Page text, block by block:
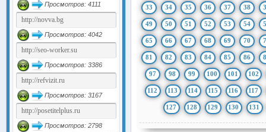
Просмотров: 4111
Просмотров: 4042
Просмотров: 3386
Просмотров: 3167
Просмотров: 2798
33 34 35 36 37 38
49 50 51 52 53 54
65 66 67 68 69 70
81 82 83 84 85 86
97 98 99 100 101 102
112 113 114 115 116 117
127 128 129 130 131